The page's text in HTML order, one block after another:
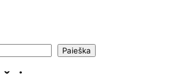
Paieška